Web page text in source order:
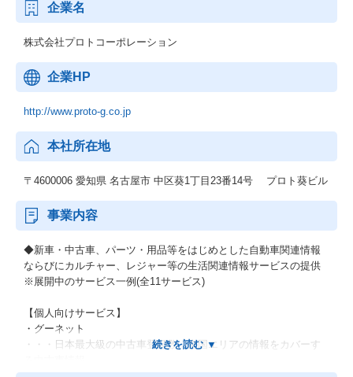
企業名
株式会社プロトコーポレーション
企業HP
http://www.proto-g.co.jp
本社所在地
〒4600006 愛知県 名古屋市 中区葵1丁目23番14号 プロト葵ビル
事業内容
◆新車・中古車、パーツ・用品等をはじめとした自動車関連情報
ならびにカルチャー、レジャー等の生活関連情報サービスの提供
※展開中のサービス一例(全11サービス)
【個人向けサービス】
・グーネット
・・・日本最大級の中古車登録数、全国エリアの情報をカバーす